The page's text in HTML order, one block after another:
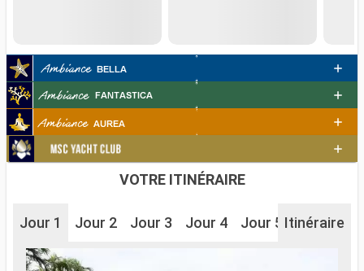
VOTRE ITINÉRAIRE
Jour 1 Jour 2 Jour 3 Jour 4 Jour 5 Jour 6
Itinéraire